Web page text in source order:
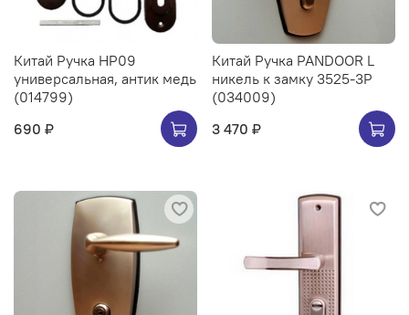
Китай Ручка HP09
универсальная, антик медь
(014799)
690 ₽
Китай Ручка PANDOOR L
никель к замку 3525-3Р
(034009)
3 470 ₽